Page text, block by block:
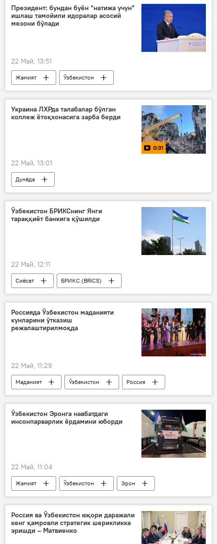
Президент: бундан буён “натижа учун”
ишлаш тамойили идоралар асосий
мезони бўлади
22 Май, 13:51
Жамият
Ўзбекистон
Шавкат Мирзиёев
Украина ЛХРда талабалар бўлган
коллеж ётоқхонасига зарба берди
0:31
22 Май, 13:01
Дунёда
Луганск халқ республикаси (ЛХР)
Украина
Россия
Ўзбекистон БРИКСнинг Янги
тараққиёт банкига қўшилди
22 Май, 12:11
Сиёсат
БРИКС (BRICS)
Ўзбекистон
Россияда Ўзбекистон маданияти
кунларини ўтказиш
режалаштирилмоқда
22 Май, 11:29
Маданият Ўзбекистон Россия
Ўзбекистон Эронга навбатдаги
инсонпарварлик ёрдамини юборди
22 Май, 11:04
Жамият Ўзбекистон
Эрон
инсонпарварлик ёрдами
Россия ва Ўзбекистон юқори даражали
кенг қамровли стратегик шерикликка
эришди – Матвиенко